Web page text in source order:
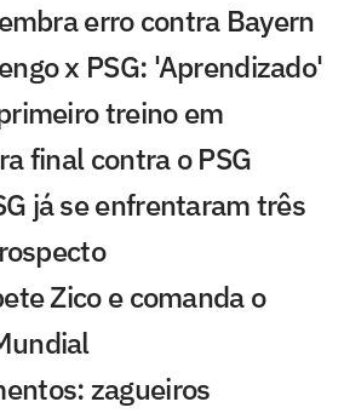
erro contra Bayern
x PSG: 'Aprendizado'
treino em
final contra o PSG
já se enfrentaram três
Zico e comanda o
zagueiros